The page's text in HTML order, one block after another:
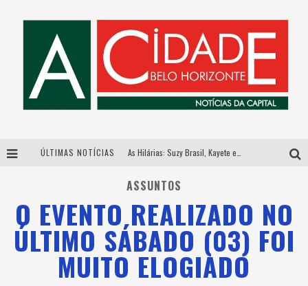
ÚLTIMAS NOTÍCIAS
Esplanada fica pequena e CÊ TÁ DOIDO FESTIVAL anuncia mudança para o gramado do Mineirão
Hot Wheels Monster Trucks Live™ confirma Belo Horizonte na turnê América do Sul 2027
ASSUNTOS
O EVENTO REALIZADO NO
ÚLTIMO SÁBADO (03) FOI
MUITO ELOGIADO